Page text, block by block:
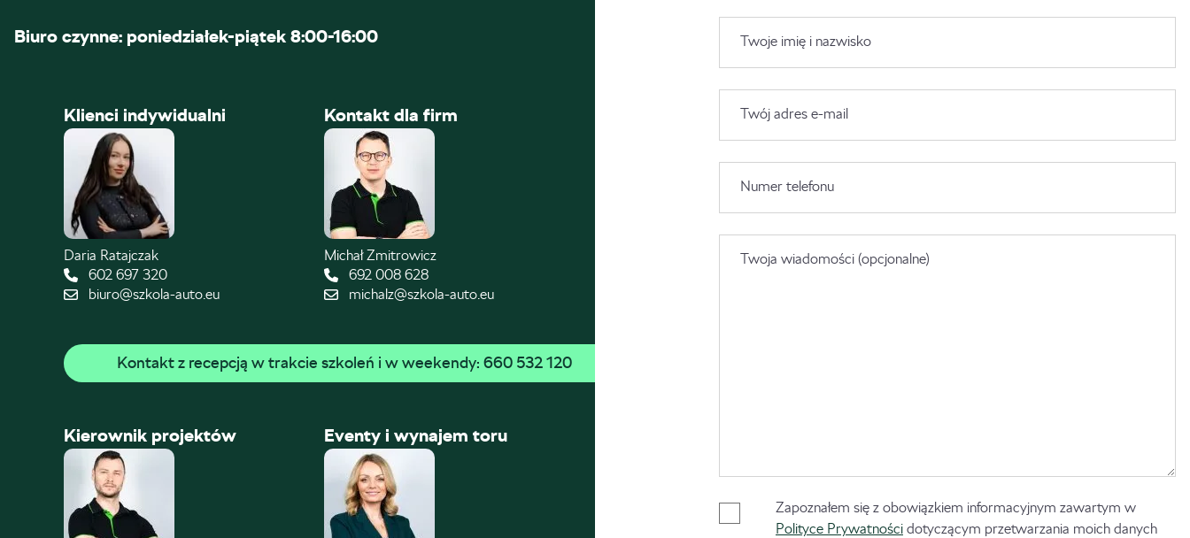
Biuro czynne: poniedziałek-piątek 8:00-16:00
Klienci indywidualni
Daria Ratajczak
602 697 320
biuro@szkola-auto.eu
Kontakt dla firm
Michał Zmitrowicz
692 008 628
michalz@szkola-auto.eu
Kontakt z recepcją w trakcie szkoleń i w weekendy: 660 532 120
Kierownik projektów Eventy i wynajem toru
Twoje imię i nazwisko
Twój adres e-mail
Numer telefonu
Twoja wiadomości (opcjonalne)
Zapoznałem się z obowiązkiem informacyjnym zawartym w
Polityce Prywatnościdotyczącym przetwarzania moich danych